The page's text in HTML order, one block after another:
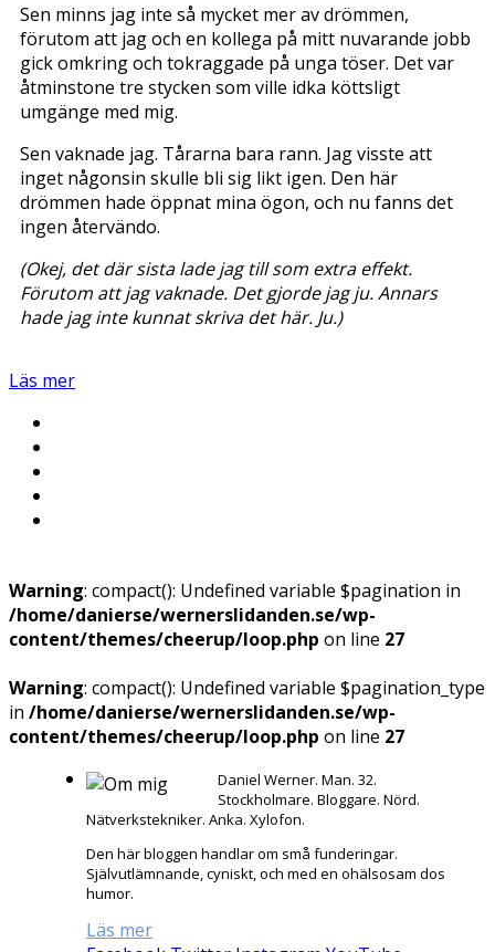
Sen minns jag inte så mycket mer av drömmen,
förutom att jag och en kollega på mitt nuvarande jobb
gick omkring och tokraggade på unga töser. Det var
åtminstone tre stycken som ville idka köttsligt
umgänge med mig.
Sen vaknade jag. Tårarna bara rann. Jag visste att
inget någonsin skulle bli sig likt igen. Den här
drömmen hade öppnat mina ögon, och nu fanns det
ingen återvändo.
(Okej, det där sista lade jag till som extra effekt.
Förutom att jag vaknade. Det gjorde jag ju. Annars
hade jag inte kunnat skriva det här. Ju.)
Läs mer
Warning: compact(): Undefined variable $pagination in
/home/danierse/wernerslidanden.se/wp-
content/themes/cheerup/loop.php on line 27
Warning: compact(): Undefined variable $pagination_type
in /home/danierse/wernerslidanden.se/wp-
content/themes/cheerup/loop.php on line 27
Daniel Werner. Man. 32.
Stockholmare. Bloggare. Nörd.
Nätverkstekniker. Anka. Xylofon.
Den här bloggen handlar om små funderingar.
Självutlämnande, cyniskt, och med en ohälsosam dos
humor.
Läs mer